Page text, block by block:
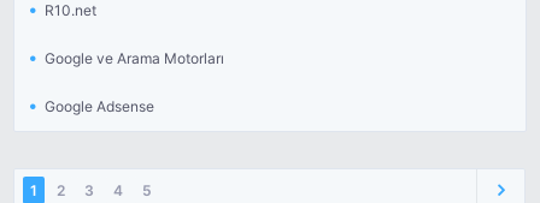
R10.net
Google ve Arama Motorları
Google Adsense
1 2 3 4 5